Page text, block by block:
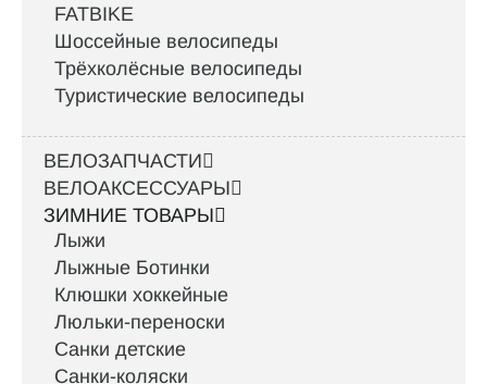
FATBIKE
Шоссейные велосипеды
Трёхколёсные велосипеды
Туристические велосипеды
ВЕЛОЗАПЧАСТИ
ВЕЛОАКСЕССУАРЫ
ЗИМНИЕ ТОВАРЫ
Лыжи
Лыжные Ботинки
Клюшки хоккейные
Люльки-переноски
Санки детские
Санки-коляски